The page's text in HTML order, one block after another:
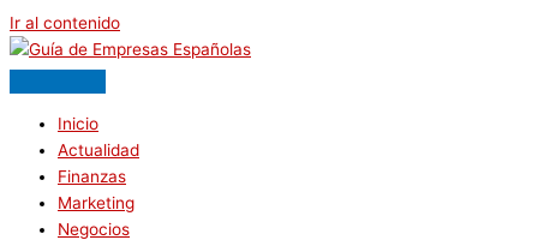
Ir al contenido
Inicio
Actualidad
Finanzas
Marketing
Negocios